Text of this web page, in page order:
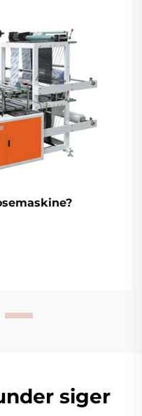
siger